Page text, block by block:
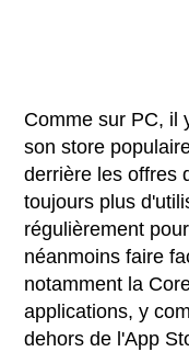
Comme sur PC, il
son store
derrière les offres
toujours plus
régulièrement
néanmoins faire
notamment la
applications, y
dehors de l'App